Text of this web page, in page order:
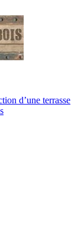
d’une terrasse